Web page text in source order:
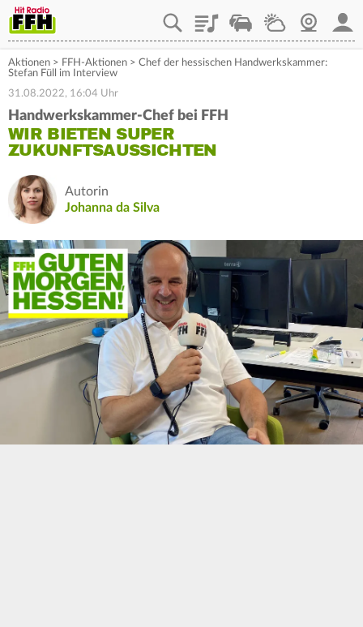
PlaylistStaupilotWetterWebcam
Aktionen > FFH-Aktionen > Chef der hessischen Handwerkskammer:
Stefan Füll im Interview
31.08.2022, 16:04 Uhr
Handwerkskammer-Chef bei FFH
WIR BIETEN SUPER
ZUKUNFTSAUSSICHTEN
Autorin
Johanna da Silva